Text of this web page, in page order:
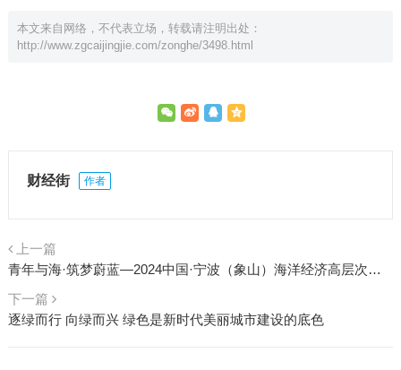
本文来自网络，不代表立场，转载请注明出处：
http://www.zgcaijingjie.com/zonghe/3498.html
财经街 作者
上一篇
青年与海·筑梦蔚蓝—2024中国·宁波（象山）海洋经济高层次青年人才创新创业大赛正式启动
下一篇
逐绿而行 向绿而兴 绿色是新时代美丽城市建设的底色